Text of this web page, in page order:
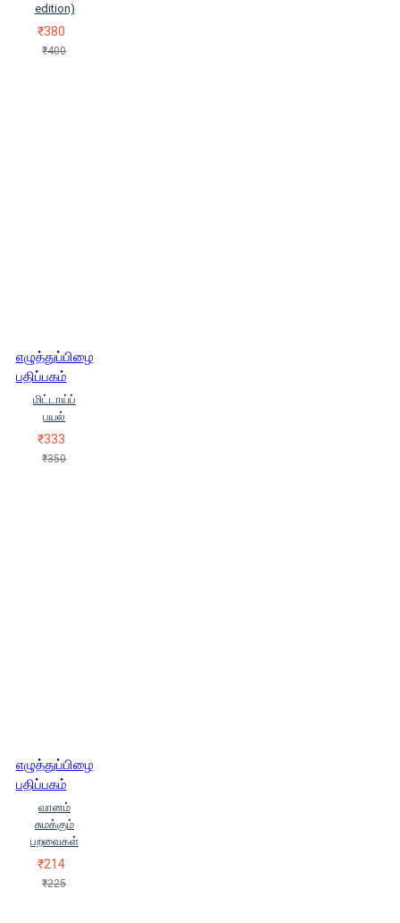
edition)
₹380
₹400
எழுத்துப்பிழை
பதிப்பகம்
மிட்டாய்ப்
பயல்
₹333
₹350
எழுத்துப்பிழை
பதிப்பகம்
வானம்
சுமக்கும்
பறவைகள்
₹214
₹225